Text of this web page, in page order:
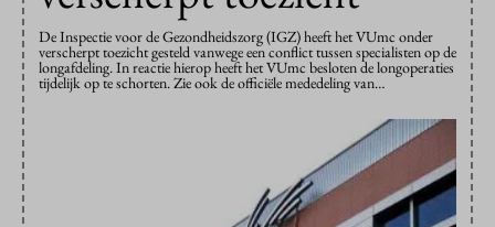
De Inspectie voor de Gezondheidszorg (IGZ) heeft het VUmc onder
verscherpt toezicht gesteld vanwege een conflict tussen specialisten op de
longafdeling. In reactie hierop heeft het VUmc besloten de longoperaties
tijdelijk op te schorten. Zie ook de officiële mededeling van…